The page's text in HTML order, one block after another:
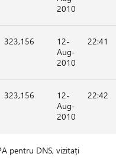
2010
323,156
12-
Aug-
2010
22:41
323,156
12-
Aug-
2010
22:42
pentru DNS, vizitați